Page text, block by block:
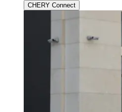
CHERY Connect